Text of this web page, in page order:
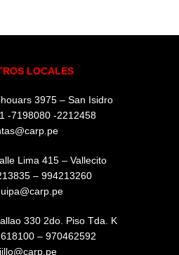
LOCALES
3975 – San Isidro
-7198080 -2212458
Lima 415 – Vallecito
– 994213260
330 2do. Piso Tda. K
– 970462592